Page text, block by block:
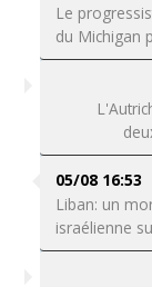
Le
du Michigan
05/08 16:53
Liban: un
israélienne